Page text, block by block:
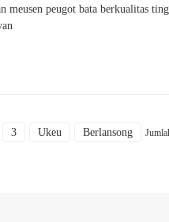
meusen peugot bata berkualitas
3 Ukeu Berlansong